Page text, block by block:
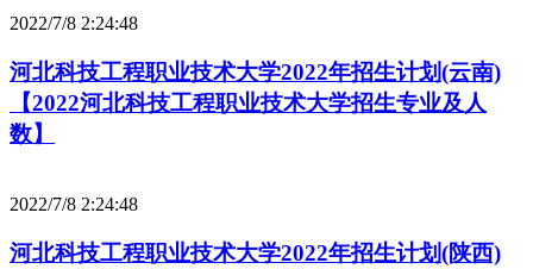
2022/7/8 2:24:48
河北科技工程职业技术大学2022年招生计划(云南)
【2022河北科技工程职业技术大学招生专业及人
数】
2022/7/8 2:24:48
河北科技工程职业技术大学2022年招生计划(陕西)